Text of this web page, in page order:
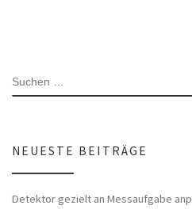
SUCHE
NEUESTE BEITRÄGE
Detektor gezielt an Messaufgabe